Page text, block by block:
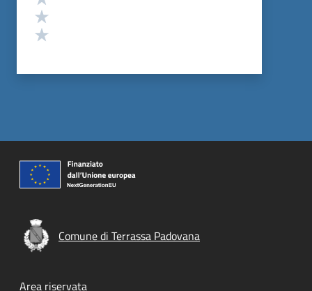
Comune di Terrassa Padovana
Area riservata